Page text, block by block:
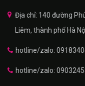
Địa chỉ: 140 đường
Liêm, thành phố Hà
hotline/zalo:
hotline/zalo: